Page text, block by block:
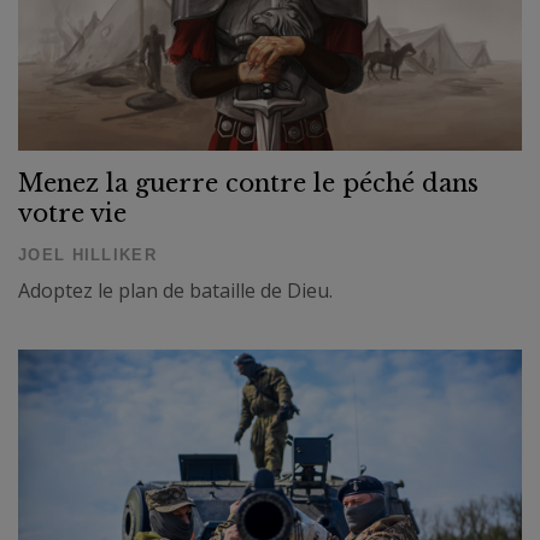
Menez la guerre contre le péché dans
votre vie
JOEL HILLIKER
Adoptez le plan de bataille de Dieu.